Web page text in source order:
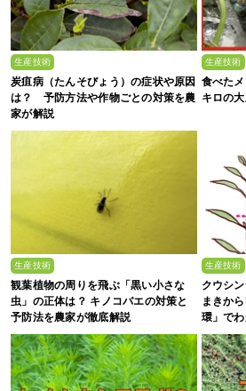
生産技術
炭疽病（たんそびょう）の症状や原因
は？ 予防方法や作物ごとの対策を農
家が解説
生産技術
食べた
キロの
生産技術
観葉植物の周りを飛ぶ「黒い小さな
虫」の正体は？ キノコバエの対策と
予防法を農家が徹底解説
生産技術
クウシ
まきか
環」で